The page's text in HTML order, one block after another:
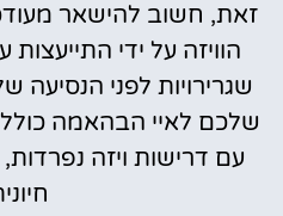
זאת, חשוב להישאר
הוויזה על ידי
שגרירויות לפני
שלכם לאיי הבהאמה כולל
עם דרישות ויזה